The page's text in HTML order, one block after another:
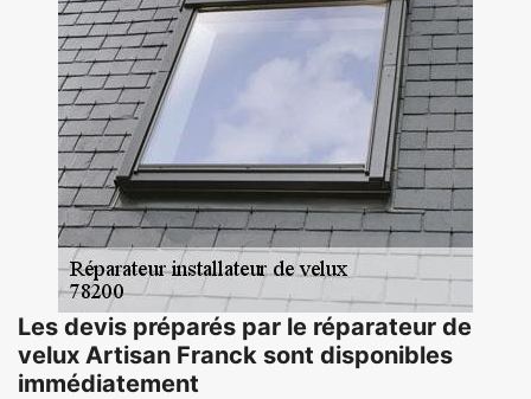
Les devis préparés par le réparateur de
velux Artisan Franck sont disponibles
immédiatement